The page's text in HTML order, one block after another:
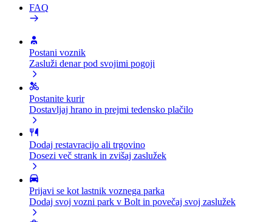
FAQ
Postani voznik
Zasluži denar pod svojimi pogoji
Postanite kurir
Dostavljaj hrano in prejmi tedensko plačilo
Dodaj restavracijo ali trgovino
Dosezi več strank in zvišaj zaslužek
Prijavi se kot lastnik voznega parka
Dodaj svoj vozni park v Bolt in povečaj svoj zaslužek